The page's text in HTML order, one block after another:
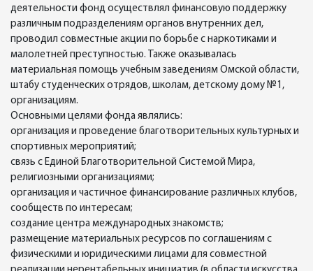
деятельности фонд осуществлял финансовую поддержку
различным подразделениям органов внутренних дел,
проводил совместные акции по борьбе с наркотиками и
малолетней преступностью. Также оказывалась
материальная помощь учебным заведениям Омской области,
штабу студенческих отрядов, школам, детскому дому №1,
организациям.
Основными целями фонда являлись:
организация и проведение благотворительных культурных и
спортивных мероприятий;
связь с Единой Благотворительной Системой Мира,
религиозными организациями;
организация и частичное финансирование различных клубов,
сообществ по интересам;
создание центра международных знакомств;
размещение материальных ресурсов по соглашениям с
физическими и юридическими лицами для совместной